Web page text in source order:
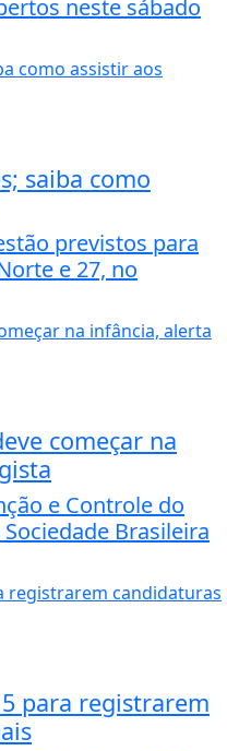
neste sábado
saiba como
previstos para
e 27, no
começar na
e Controle do
Brasileira
para registrarem